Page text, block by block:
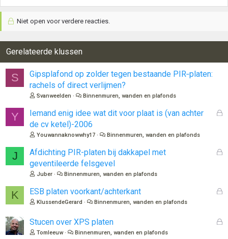
Niet open voor verdere reacties.
Gerelateerde klussen
S
Gipsplafond op zolder tegen bestaande PIR‑platen:
rachels of direct verlijmen?
Svanweelden Binnenmuren, wanden en plafonds
Y
G
o
Iemand enig idee wat dit voor plaat is (van achter
de cv ketel)-2006
Youwannaknowwhy17 Binnenmuren, wanden en plafonds
J
G
o
Afdichting PIR-platen bij dakkapel met
geventileerde felsgevel
Juber Binnenmuren, wanden en plafonds
K
G
ESB platen voorkant/achterkant
KlussendeGerard Binnenmuren, wanden en plafonds
G
Stucen over XPS platen
Tomleeuw Binnenmuren, wanden en plafonds